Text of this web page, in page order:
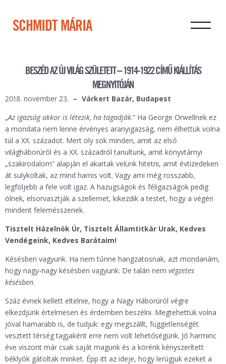
SCHMIDT MÁRIA
BESZÉD AZ ÚJ VILÁG SZÜLETETT – 1914-1922 CÍMŰ KIÁLLÍTÁS
MEGNYITÓJÁN
2018. november 23.
Várkert Bazár, Budapest
„Az igazság akkor is létezik, ha tagadják.” Ha George Orwellnek ez
a mondata nem lenne érvényes aranyigazság, nem élhettük volna
túl a XX. századot. Mert oly sok minden, amit az első
világháborúról és a XX. századról tanultunk, amit könyvtárnyi
„szakirodalom” alapján el akartak velünk hitetni, amit évtizedeken
át sulykoltak, az mind hamis volt. Vagy ami még rosszabb,
legföljebb a fele volt igaz. A hazugságok és féligazságok pedig
ölnek, elsorvasztják a szellemet, kikezdik a testet, hogy a végén
mindent felemésszenek.
Tisztelt Házelnök Úr, Tisztelt Államtitkár Urak, Kedves
Vendégeink, Kedves Barátaim!
Késésben vagyunk. Ha nem tűnne hangzatosnak, azt mondanám,
hogy nagy-nagy késésben vagyunk. De talán nem végzetes
késésben.
Száz évnek kellett eltelnie, hogy a Nagy Háborúról végre
elkezdjünk értelmesen és érdemben beszélni. Megtehettük volna
jóval hamarabb is, de tudjuk: egy megszállt, függetlenségét
vesztett térség tagjaként erre nem volt lehetőségünk. Jó harminc
éve viszont már csak saját magunk és a körénk kényszerített
béklyók gátoltak minket. Épp itt az ideje, hogy lerúgjuk ezeket a